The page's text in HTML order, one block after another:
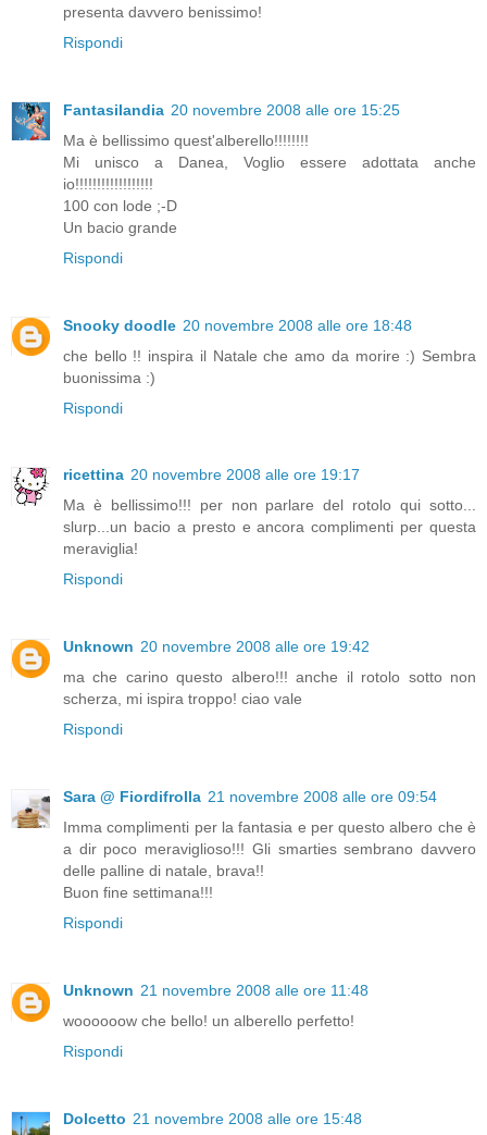
presenta davvero benissimo!
Rispondi
Fantasilandia 20 novembre 2008 alle ore 15:25
Ma è bellissimo quest'alberello!!!!!!!!
Mi unisco a Danea, Voglio essere adottata anche
io!!!!!!!!!!!!!!!!!!
100 con lode ;-D
Un bacio grande
Rispondi
Snooky doodle 20 novembre 2008 alle ore 18:48
che bello !! inspira il Natale che amo da morire :) Sembra
buonissima :)
Rispondi
ricettina 20 novembre 2008 alle ore 19:17
Ma è bellissimo!!! per non parlare del rotolo qui sotto...
slurp...un bacio a presto e ancora complimenti per questa
meraviglia!
Rispondi
Unknown 20 novembre 2008 alle ore 19:42
ma che carino questo albero!!! anche il rotolo sotto non
scherza, mi ispira troppo! ciao vale
Rispondi
Sara @ Fiordifrolla 21 novembre 2008 alle ore 09:54
Imma complimenti per la fantasia e per questo albero che è
a dir poco meraviglioso!!! Gli smarties sembrano davvero
delle palline di natale, brava!!
Buon fine settimana!!!
Rispondi
Unknown 21 novembre 2008 alle ore 11:48
woooooow che bello! un alberello perfetto!
Rispondi
Dolcetto 21 novembre 2008 alle ore 15:48